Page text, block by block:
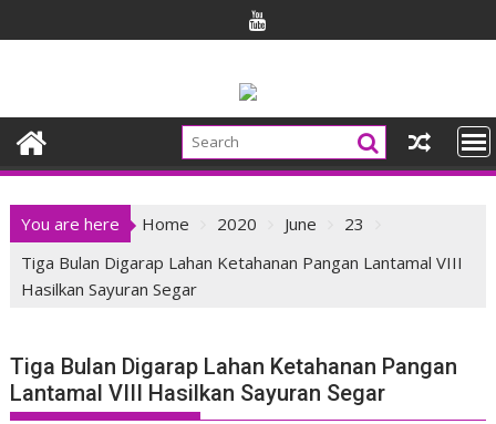
to
You are here Home 2020 June
23
Tiga Bulan Digarap Lahan Ketahanan Pangan Lantamal VIII
Hasilkan Sayuran Segar
Tiga Bulan Digarap Lahan Ketahanan Pangan
Lantamal VIII Hasilkan Sayuran Segar